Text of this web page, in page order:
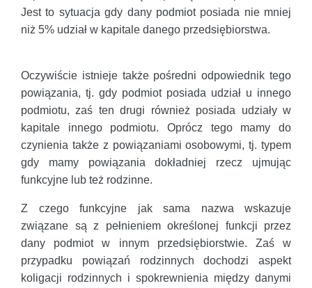
Jest to sytuacja gdy dany podmiot posiada nie mniej
niż 5% udział w kapitale danego przedsiębiorstwa.
Oczywiście istnieje także pośredni odpowiednik tego
powiązania, tj. gdy podmiot posiada udział u innego
podmiotu, zaś ten drugi również posiada udziały w
kapitale innego podmiotu. Oprócz tego mamy do
czynienia także z powiązaniami osobowymi, tj. typem
gdy mamy powiązania dokładniej rzecz ujmując
funkcyjne lub też rodzinne.
Z czego funkcyjne jak sama nazwa wskazuje
związane są z pełnieniem określonej funkcji przez
dany podmiot w innym przedsiębiorstwie. Zaś w
przypadku powiązań rodzinnych dochodzi aspekt
koligacji rodzinnych i spokrewnienia między danymi